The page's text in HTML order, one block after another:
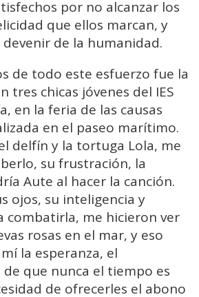
por no alcanzar los
que ellos marcan, y
de la humanidad.
de todo este esfuerzo fue la
tres chicas jóvenes del IES
en la feria de las causas
en el paseo marítimo.
delfín y la tortuga Lola, me
su frustración, la
Aute al hacer la canción.
ojos, su inteligencia y
combatirla, me hicieron ver
rosas en el mar, y eso
la esperanza, el
que nunca el tiempo es
de ofrecerles el abono